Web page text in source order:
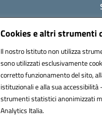
Cookies e altri strumenti
Il nostro Istituto non utilizza
sono utilizzati esclusivamente
corretto funzionamento del sito,
istituzionali e alla sua
strumenti statistici anonimizzati
Analytics Italia.